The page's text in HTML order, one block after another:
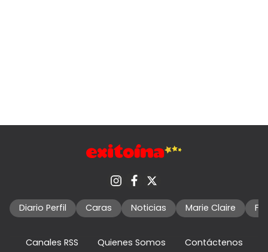
Diario Perfil Caras Noticias Marie Claire
Canales RSS Quienes Somos Contáctenos